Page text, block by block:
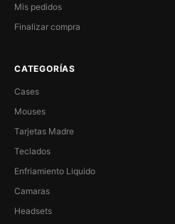
Mis pedidos
Finalizar compra
CATEGORÍAS
Cases
Mouses
Tarjetas Madre
Teclados
Enfriamiento Liquido
Camaras
Headsets